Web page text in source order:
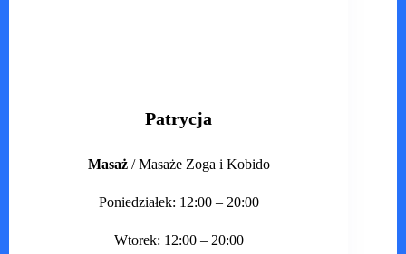
Patrycja
Masaż/ Masaże Zoga i Kobido
Poniedziałek: 12:00 – 20:00
Wtorek: 12:00 – 20:00